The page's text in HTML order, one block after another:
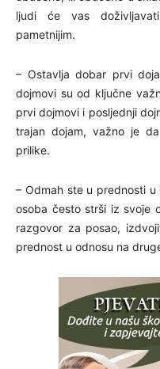
ljudi će vas doživljavati
pametnijim.
– Ostavlja dobar prvi
dojmovi su od ključne
prvi dojmovi i posljednji
trajan dojam, važno je
prilike.
– Odmah ste u prednosti
osoba često strši iz svoje
razgovor za posao,
prednost u odnosu na